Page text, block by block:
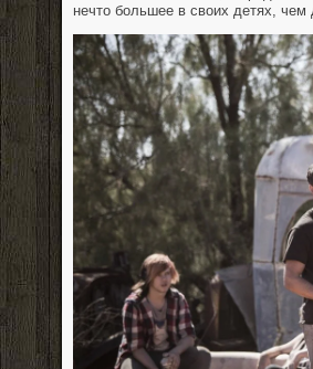
нечто большее в своих детях, чем